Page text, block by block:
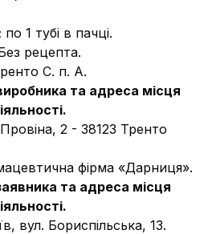
1 тубі в пачці.
рецепта.
С. п. А.
та адреса місця
2 - 38123 Тренто
фірма «Дарниця».
та адреса місця
вул. Бориспільська, 13.